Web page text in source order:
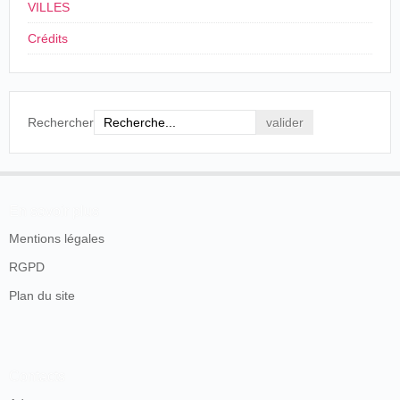
VILLES
Crédits
Rechercher
Mentions légales
RGPD
Plan du site